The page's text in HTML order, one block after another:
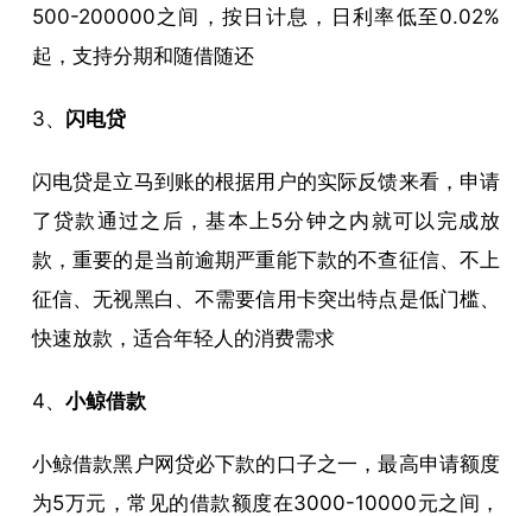
500-200000之间，按日计息，日利率低至0.02%
起，支持分期和随借随还
3、 闪电贷
闪电贷是立马到账的根据用户的实际反馈来看，申请
了贷款通过之后，基本上5分钟之内就可以完成放
款，重要的是当前逾期严重能下款的不查征信、不上
征信、无视黑白、不需要信用卡突出特点是低门槛、
快速放款，适合年轻人的消费需求
4、 小鲸借款
小鲸借款黑户网贷必下款的口子之一，最高申请额度
为5万元，常见的借款额度在3000-10000元之间，